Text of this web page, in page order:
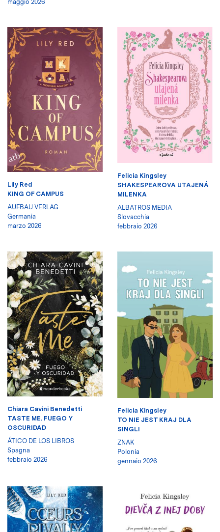
maggio 2026
Lily Red
KING OF CAMPUS
AUFBAU VERLAG
Germania
marzo 2026
Felicia Kingsley
SHAKESPEAROVA UTAJENÁ
MILENKA
ALBATROS MEDIA
Slovacchia
febbraio 2026
Chiara Cavini Benedetti
TASTE ME. FUEGO Y
OSCURIDAD
ÁTICO DE LOS LIBROS
Spagna
febbraio 2026
Felicia Kingsley
TO NIE JEST KRAJ DLA
SINGLI
ZNAK
Polonia
gennaio 2026